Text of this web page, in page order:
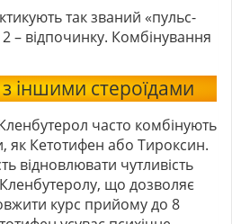
так званий «пульс-
– відпочинку. Комбінування
іншими стероїдами
часто комбінують
як Кетотифен або Тироксин.
відновлювати чутливість
що дозволяє
курс прийому до 8